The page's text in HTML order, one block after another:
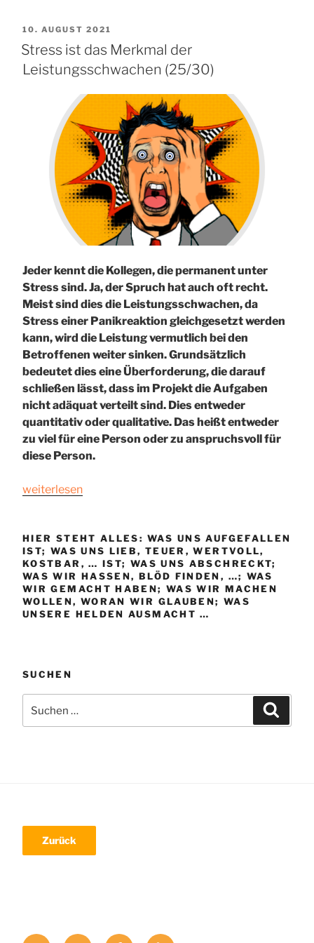
VERÖFFENTLICHT
AM
10. AUGUST 2021
Stress ist das Merkmal der
Leistungsschwachen (25/30)
Jeder kennt die Kollegen, die permanent unter
Stress sind. Ja, der Spruch hat auch oft recht.
Meist sind dies die Leistungsschwachen, da
Stress einer Panikreaktion gleichgesetzt werden
kann, wird die Leistung vermutlich bei den
Betroffenen weiter sinken. Grundsätzlich
bedeutet dies eine Überforderung, die darauf
schließen lässt, dass im Projekt die Aufgaben
nicht adäquat verteilt sind. Dies entweder
quantitativ oder qualitative. Das heißt entweder
zu viel für eine Person oder zu anspruchsvoll für
diese Person.
„Stress
Merkmal
der
Leistungsschwachen
(25/30)“
weiterlesen
HIER STEHT ALLES: WAS UNS AUFGEFALLEN
IST; WAS UNS LIEB, TEUER, WERTVOLL,
KOSTBAR, … IST; WAS UNS ABSCHRECKT;
WAS WIR HASSEN, BLÖD FINDEN, …; WAS
WIR GEMACHT HABEN; WAS WIR MACHEN
WOLLEN, WORAN WIR GLAUBEN; WAS
UNSERE HELDEN AUSMACHT …
SUCHEN
nach: